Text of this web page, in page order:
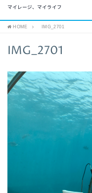
マイレージ、マイライフ
HOME IMG_2701
IMG_2701